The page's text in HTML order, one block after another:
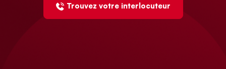
Trouvez votre interlocuteur